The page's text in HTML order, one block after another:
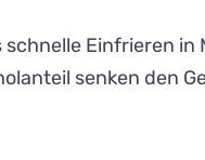
Einfrieren
senken den